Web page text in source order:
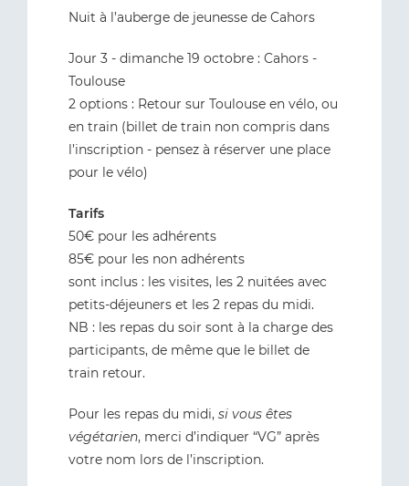
Nuit à l’auberge de jeunesse de Cahors
Jour 3 - dimanche 19 octobre : Cahors -
Toulouse
2 options : Retour sur Toulouse en vélo, ou
en train (billet de train non compris dans
l’inscription - pensez à réserver une place
pour le vélo)
Tarifs
50€ pour les adhérents
85€ pour les non adhérents
sont inclus : les visites, les 2 nuitées avec
petits-déjeuners et les 2 repas du midi.
NB : les repas du soir sont à la charge des
participants, de même que le billet de
train retour.
Pour les repas du midi, si vous êtes
végétarien, merci d’indiquer “VG” après
votre nom lors de l’inscription.